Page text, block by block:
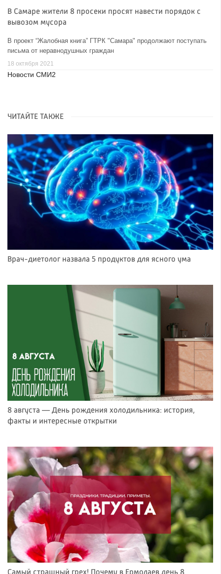
В Самаре жители 8 просеки просят навести порядок с
вывозом мусора
В проект “Жалобная книга” ГТРК "Самара" продолжают поступать
письма от неравнодушных граждан
18 октября 2021
Новости СМИ2
ЧИТАЙТЕ ТАКЖЕ
Врач-диетолог назвала 5 продуктов для ясного ума
8 августа — День рождения холодильника: история,
факты и интересные открытки
Самый страшный грех! Почему в Ермолаев день 8